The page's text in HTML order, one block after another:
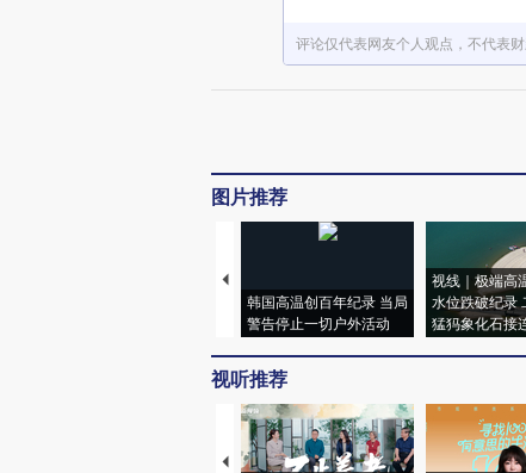
评论仅代表网友个人观点，不代表
图片推荐
韩国高温创百年纪录 当局
警告停止一切户外活动
视线｜极端高
水位跌破纪录
猛犸象化石接
视听推荐